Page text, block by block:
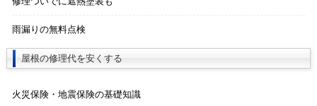
雨漏りの無料点検
屋根の修理代を安くする
火災保険・地震保険の基礎知識